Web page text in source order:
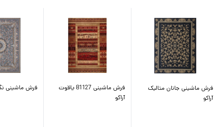
فرش ماشینی جانان متالیک
آراکو
فرش ماشینی 81127 یاقوت
آراکو
فرش ماشینی